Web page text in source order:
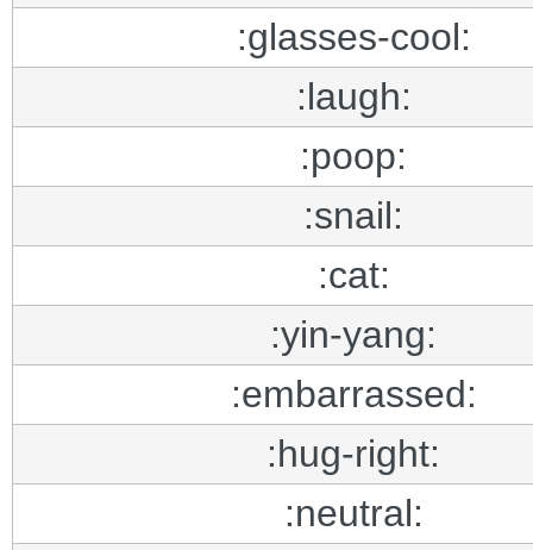
:glasses-cool:
:laugh:
:poop:
:snail:
:cat:
:yin-yang:
:embarrassed:
:hug-right:
:neutral: